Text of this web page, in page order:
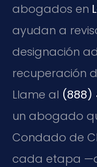
abogados en
ayudan a
designación
recuperación
Llame al (888)
un abogado
Condado de
cada etapa